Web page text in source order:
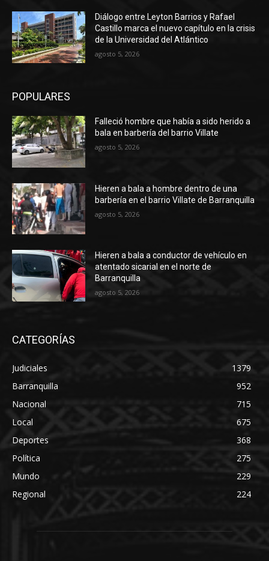
Diálogo entre Leyton Barrios y Rafael
Castillo marca el nuevo capítulo en la crisis
de la Universidad del Atlántico
agosto 5, 2026
POPULARES
Falleció hombre que había a sido herido a
bala en barbería del barrio Villate
agosto 5, 2026
Hieren a bala a hombre dentro de una
barbería en el barrio Villate de Barranquilla
agosto 5, 2026
Hieren a bala a conductor de vehículo en
atentado sicarial en el norte de
Barranquilla
agosto 5, 2026
CATEGORÍAS
Judiciales
1379
Barranquilla
952
Nacional
715
Local
675
Deportes
368
Política
275
Mundo
229
Regional
224